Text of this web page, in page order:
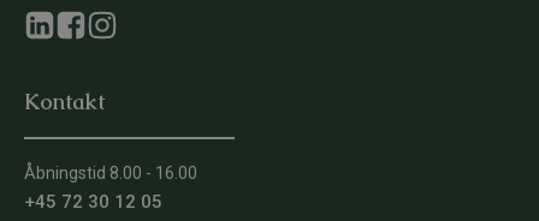
Kontakt
Åbningstid 8.00 - 16.00
+45 72 30 12 05